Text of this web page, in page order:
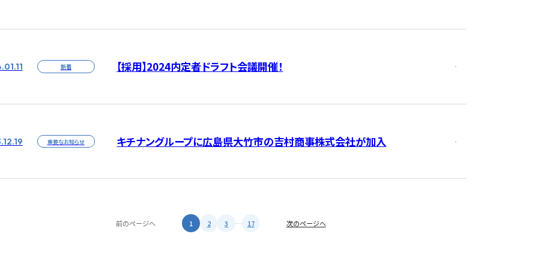
新着 【採用】2024内定者ドラフト会議開催！
重要なお知らせ キチナングループに広島県大竹市の吉村商事株式会社が加入
前のページへ 1 2 3 … 17 次のページへ